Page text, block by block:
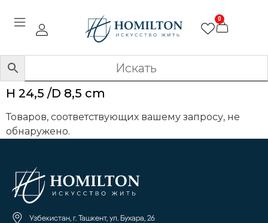
0
H 24,5 /D 8,5 cm
Товаров, соответствующих вашему запросу, не
обнаружено.
Узбекистан, г. Ташкент, ул. Бухара, 26